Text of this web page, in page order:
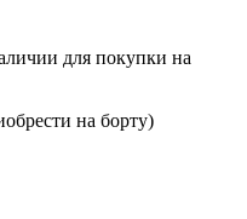
для покупки на
на борту)